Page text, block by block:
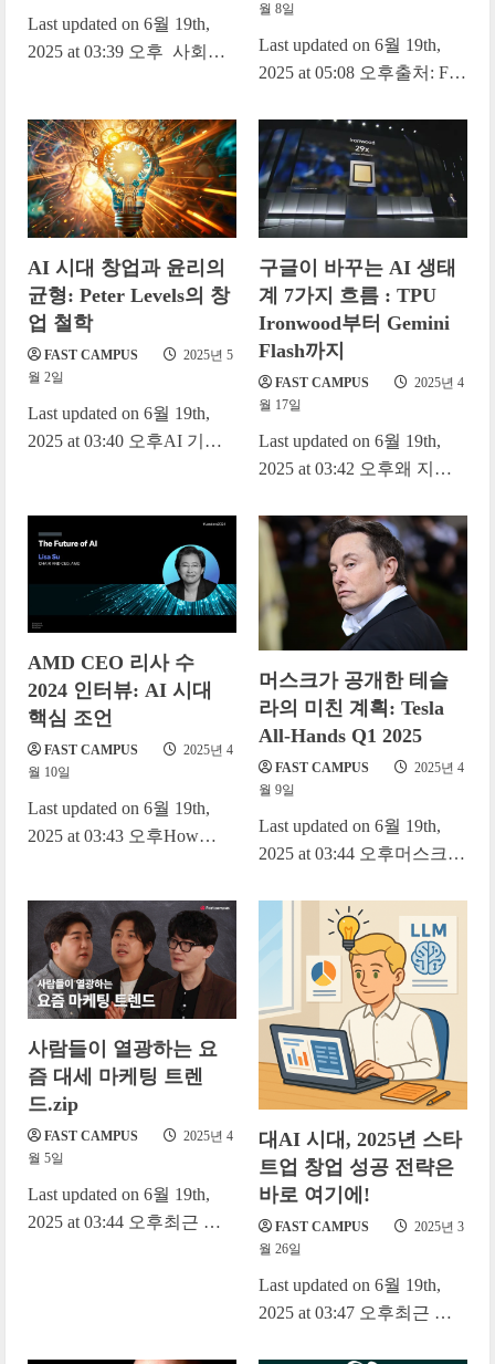
Last updated on 6월 19th,
2025 at 03:39 오후 사회자:
함께해주셔서...
월 8일
Last updated on 6월 19th,
2025 at 05:08 오후출처: Full
shares prediction for future...
AI 시대 창업과 윤리의
균형: Peter Levels의 창
업 철학
FAST CAMPUS
2025년 5
월 2일
Last updated on 6월 19th,
2025 at 03:40 오후AI 기술
구글이 바꾸는 AI 생태
계 7가지 흐름 : TPU
Ironwood부터 Gemini
Flash까지
FAST CAMPUS
2025년 4
월 17일
Last updated on 6월 19th,
2025 at 03:42 오후왜 지금
봐야 하는가? |...
AMD CEO 리사 수
2024 인터뷰: AI 시대
핵심 조언
FAST CAMPUS
2025년 4
월 10일
Last updated on 6월 19th,
2025 at 03:43 오후How
머스크가 공개한 테슬
라의 미친 계획: Tesla
All-Hands Q1 2025
FAST CAMPUS
2025년 4
월 9일
Last updated on 6월 19th,
2025 at 03:44 오후머스크가
리의 미션은 세상이 지속
사람들이 열광하는 요
즘 대세 마케팅 트렌
드.zip
FAST CAMPUS
2025년 4
월 5일
Last updated on 6월 19th,
2025 at 03:44 오후최근 마
대AI 시대, 2025년 스타
트업 창업 성공 전략은
바로 여기에!
FAST CAMPUS
2025년 3
월 26일
Last updated on 6월 19th,
2025 at 03:47 오후최근 전